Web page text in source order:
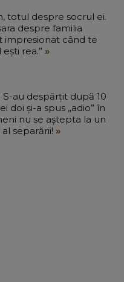
totul despre socrul ei.
despre familia
impresionat când te
rea.”
doi și-a spus „adio” în
nu se aștepta la un
separării!